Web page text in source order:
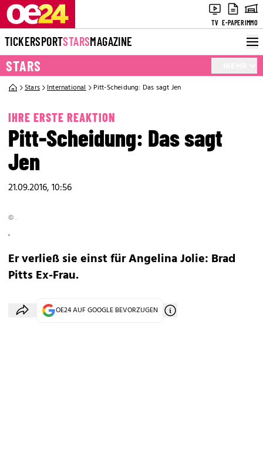
TV E-PAPERIMMO
TICKERSPORTSTARSMAGAZINE
STARS
Stars International Pitt-Scheidung: Das sagt Jen
IHRE ERSTE REAKTION
Pitt-Scheidung: Das sagt
Jen
21.09.2016, 10:56
© .
.
Er verließ sie einst für Angelina Jolie: Brad
Pitts Ex-Frau.
OE24 AUF GOOGLE BEVORZUGEN